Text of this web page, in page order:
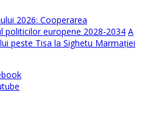
2026: Cooperarea
politicilor europene 2028-2034 A
peste Tisa la Sighetu Marmației